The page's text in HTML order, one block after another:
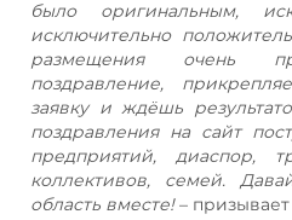
было оригинальным,
исключительно
размещения очень
поздравление,
заявку и ждёшь
поздравления на сайт
предприятий, диаспор,
коллективов, семей.
область вместе!–